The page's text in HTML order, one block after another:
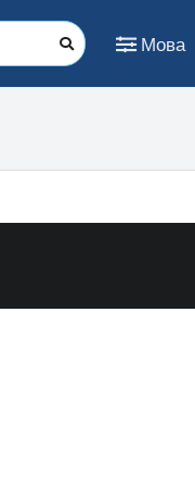
Мова